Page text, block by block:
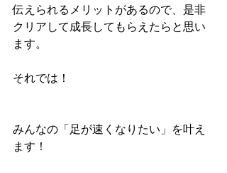
伝えられるメリットがあるので、是非
クリアして成長してもらえたらと思い
ます。
それでは！
みんなの「足が速くなりたい」を叶え
ます！